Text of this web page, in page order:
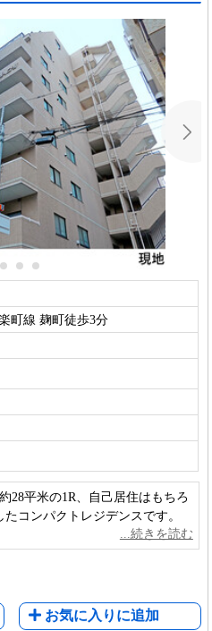
町線 麹町徒歩3分
28平米の1R、自己居住はもちろ
コンパクトレジデンスです。
お気に入りに追加